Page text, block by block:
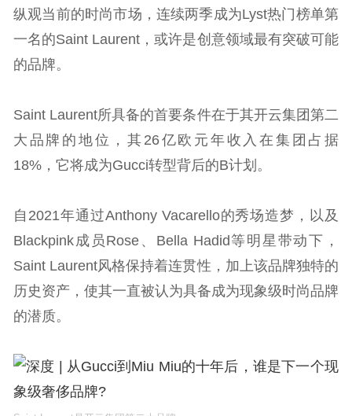
纵观当前的时尚市场，连续两季成为Lyst热门榜单第
一名的Saint Laurent，或许是创意领域最有突破可能
的品牌。
Saint Laurent所具备的首要条件在于其开云集团第二
大品牌的地位，其26亿欧元年收入在集团占据
18%，它将成为Gucci转型背后的B计划。
自2021年通过Anthony Vacarello的秀场造梦，以及
Blackpink成员Rose、Bella Hadid等明星带动下，
Saint Laurent风格保持着连贯性，加上该品牌独特的
历史资产，使其一直被认为具备成为现象级时尚品牌
的潜质。